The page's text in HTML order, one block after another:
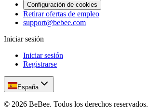
Configuración de cookies
Retirar ofertas de empleo
support@bebee.com
Iniciar sesión
Iniciar sesión
Registrarse
España
© 2026 BeBee. Todos los derechos reservados.